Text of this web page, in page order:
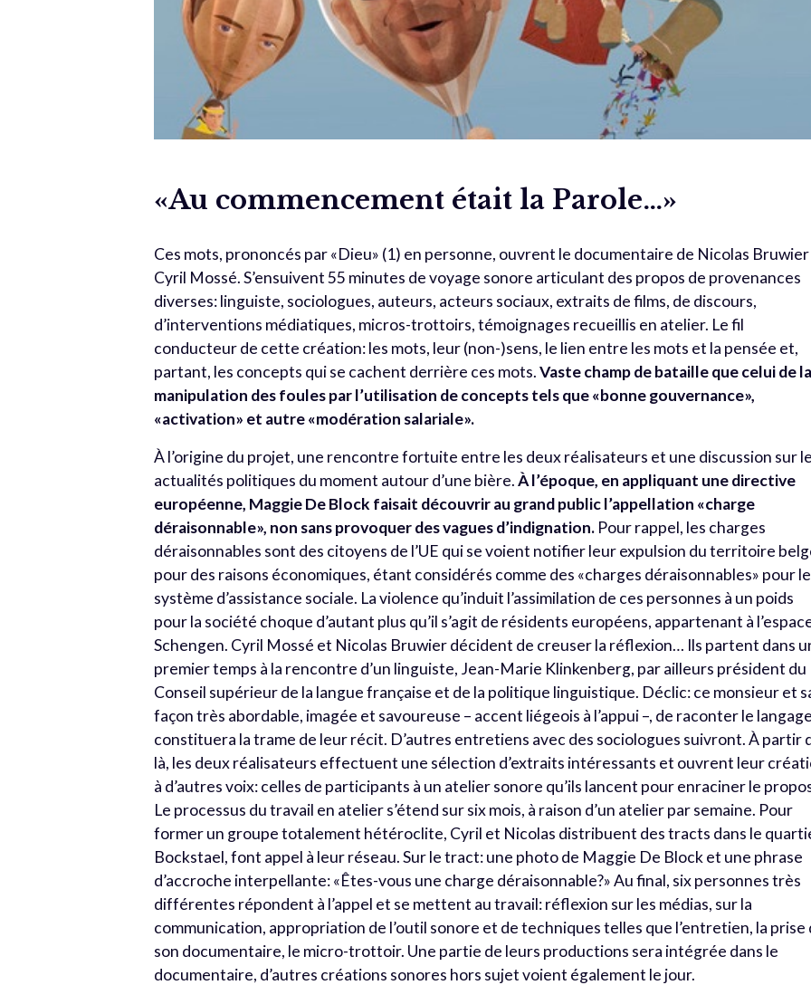
«Au commencement était la Parole…»
Ces mots, prononcés par «Dieu» (1) en personne, ouvrent le documentaire de Nicolas
Cyril Mossé. S’ensuivent 55 minutes de voyage sonore articulant des propos de provenances
diverses: linguiste, sociologues, auteurs, acteurs sociaux, extraits de films, de discours,
d’interventions médiatiques, micros-trottoirs, témoignages recueillis en atelier. Le fil
conducteur de cette création: les mots, leur (non-)sens, le lien entre les mots et la pensée et,
partant, les concepts qui se cachent derrière ces mots.Vaste champ de bataille que celui de la
manipulation des foules par l’utilisation de concepts tels que «bonne gouvernance»,
«activation» et autre «modération salariale».
À l’origine du projet, une rencontre fortuite entre les deux réalisateurs et une discussion sur
actualités politiques du moment autour d’une bière.À l’époque, en appliquant une directive
européenne, Maggie De Block faisait découvrir au grand public l’appellation «charge
déraisonnable», non sans provoquer des vagues d’indignation. Pour rappel, les charges
déraisonnables sont des citoyens de l’UE qui se voient notifier leur expulsion du territoire
pour des raisons économiques, étant considérés comme des «charges déraisonnables» pour le
système d’assistance sociale. La violence qu’induit l’assimilation de ces personnes à un poids
pour la société choque d’autant plus qu’il s’agit de résidents européens, appartenant à
Schengen. Cyril Mossé et Nicolas Bruwier décident de creuser la réflexion… Ils partent dans
premier temps à la rencontre d’un linguiste, Jean-Marie Klinkenberg, par ailleurs président du
Conseil supérieur de la langue française et de la politique linguistique. Déclic: ce monsieur et
façon très abordable, imagée et savoureuse – accent liégeois à l’appui –, de raconter le
constituera la trame de leur récit. D’autres entretiens avec des sociologues suivront. À partir
là, les deux réalisateurs effectuent une sélection d’extraits intéressants et ouvrent leur
à d’autres voix: celles de participants à un atelier sonore qu’ils lancent pour enraciner le
Le processus du travail en atelier s’étend sur six mois, à raison d’un atelier par semaine. Pour
former un groupe totalement hétéroclite, Cyril et Nicolas distribuent des tracts dans le
Bockstael, font appel à leur réseau. Sur le tract: une photo de Maggie De Block et une phrase
d’accroche interpellante: «Êtes-vous une charge déraisonnable?» Au final, six personnes très
différentes répondent à l’appel et se mettent au travail: réflexion sur les médias, sur la
communication, appropriation de l’outil sonore et de techniques telles que l’entretien, la prise
son documentaire, le micro-trottoir. Une partie de leurs productions sera intégrée dans le
documentaire, d’autres créations sonores hors sujet voient également le jour.